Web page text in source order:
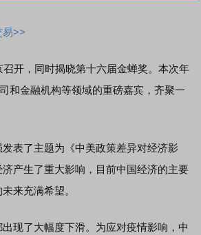
易>>
开，同时揭晓第十六届金蝉奖。本次年
和金融机构等领域的重磅嘉宾，齐聚一
表了主题为《中美政策差异对经济影
产生了重大影响，目前中国经济的主要
来充满希望。
现了大幅度下滑。为应对疫情影响，中